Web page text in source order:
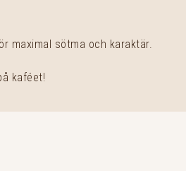
maximal sötma och karaktär.
kaféet!